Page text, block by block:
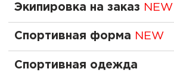
Экипировка на заказ NEW
Спортивная форма NEW
Спортивная одежда